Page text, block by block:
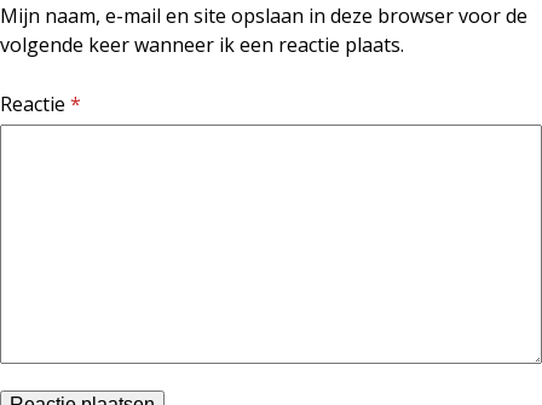
Mijn naam, e-mail en site opslaan in deze browser voor de
volgende keer wanneer ik een reactie plaats.
Reactie *